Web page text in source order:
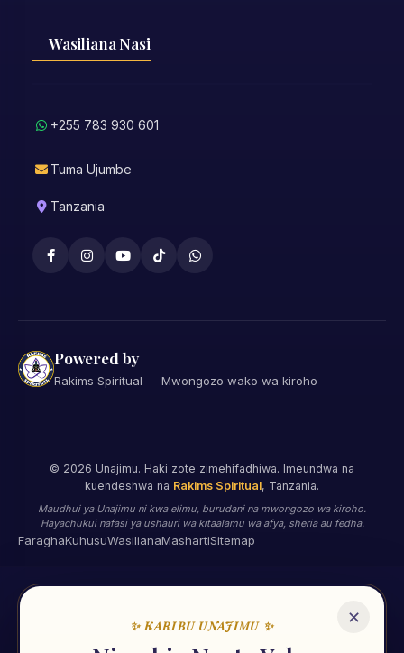
Wasiliana Nasi
+255 783 930 601
Tuma Ujumbe
Tanzania
Powered by
Rakims Spiritual — Mwongozo wako wa kiroho
© 2026 Unajimu. Haki zote zimehifadhiwa. Imeundwa na
kuendeshwa na Rakims Spiritual, Tanzania.
Maudhui ya Unajimu ni kwa elimu, burudani na mwongozo wa kiroho.
Hayachukui nafasi ya ushauri wa kitaalamu wa afya, sheria au fedha.
FaraghaKuhusuWasilianaMashartiSitemap
✕
✨ KARIBU UNAJIMU ✨